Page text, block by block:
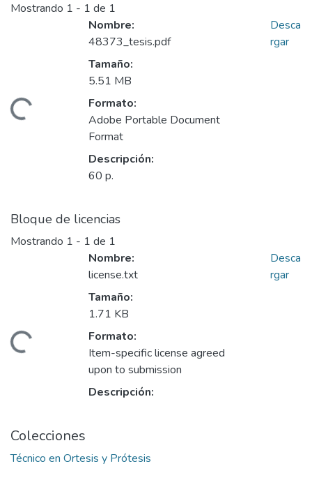
Mostrando 1 - 1 de 1
Cargando...
Nombre:
48373_tesis.pdf
Tamaño:
5.51 MB
Formato:
Adobe Portable Document
Format
Descripción:
60 p.
Desca
rgar
Bloque de licencias
Mostrando 1 - 1 de 1
Cargando...
Nombre:
license.txt
Tamaño:
1.71 KB
Formato:
Item-specific license agreed
upon to submission
Descripción:
Desca
rgar
Colecciones
Técnico en Ortesis y Prótesis